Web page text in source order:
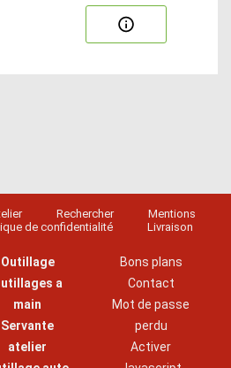
Rechercher
Mentions
de confidentialité Livraison
Outillage
a
main
Servante
atelier
Bons plans
Contact
Mot de passe
perdu
Activer